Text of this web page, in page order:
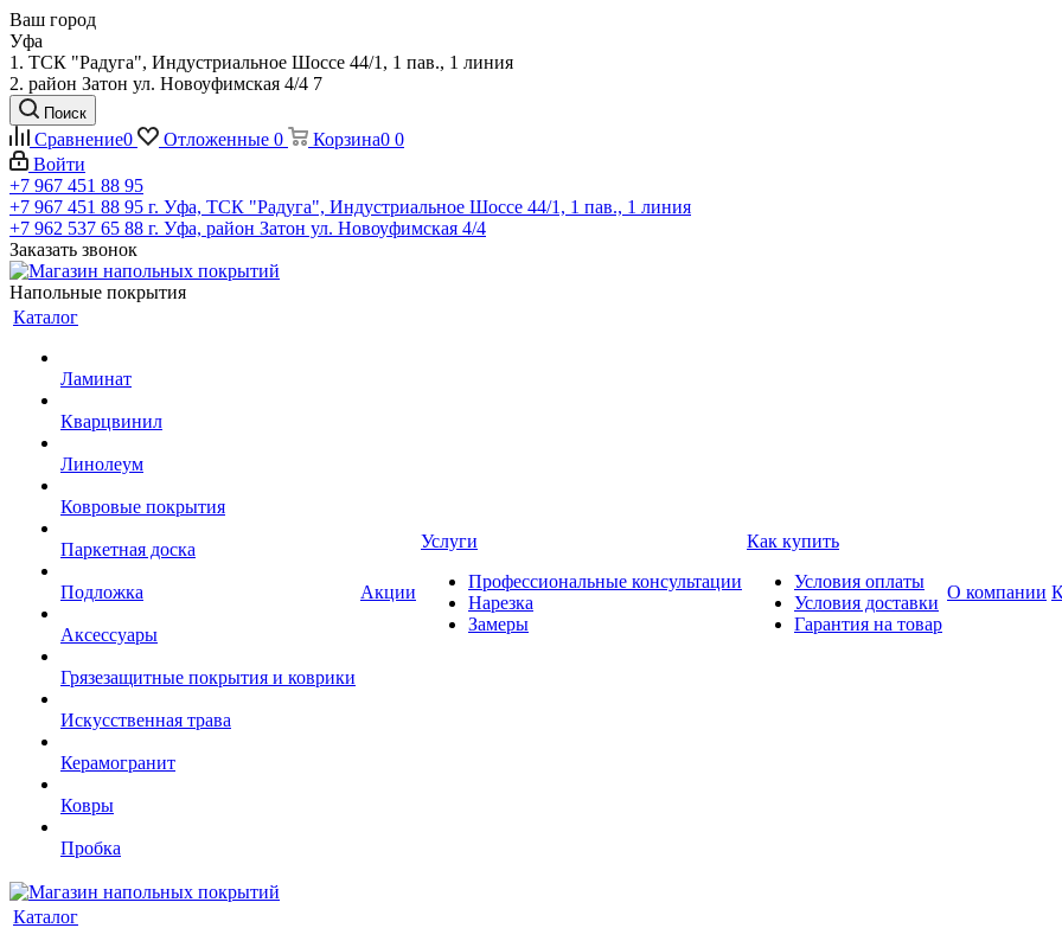
Ваш город
Уфа
1. ТСК "Радуга", Индустриальное Шоссе 44/1, 1 пав., 1 линия
2. район Затон ул. Новоуфимская 4/4 7
Поиск
Сравнение0 Отложенные 0 Корзина0 0
Войти
+7 967 451 88 95
+7 967 451 88 95 г. Уфа, ТСК "Радуга", Индустриальное Шоссе 44/1, 1 пав., 1 линия
+7 962 537 65 88 г. Уфа, район Затон ул. Новоуфимская 4/4
Заказать звонок
Напольные покрытия
Каталог
Ламинат
Кварцвинил
Линолеум
Ковровые покрытия
Паркетная доска
Подложка
Аксессуары
Грязезащитные покрытия и коврики
Искусственная трава
Керамогранит
Ковры
Пробка
Акции
Услуги
Профессиональные консультации
Нарезка
Замеры
Как купить
Условия оплаты
Условия доставки
Гарантия на товар
О компании
Каталог